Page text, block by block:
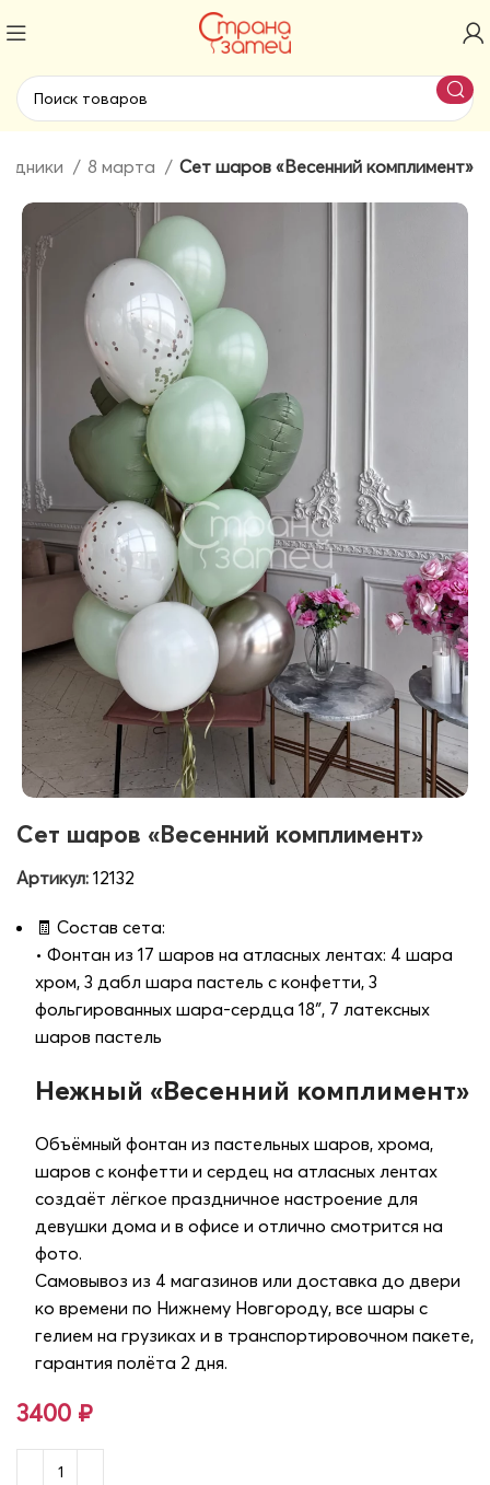
8 марта Сет шаров «Весенний комплимент»
Сет шаров «Весенний комплимент»
Артикул: 12132
🧾 Состав сета:
• Фонтан из 17 шаров на атласных лентах: 4 шара
хром, 3 дабл шара пастель с конфетти, 3
фольгированных шара‑сердца 18″, 7 латексных
шаров пастель
Нежный «Весенний комплимент»
Объёмный фонтан из пастельных шаров, хрома,
шаров с конфетти и сердец на атласных лентах
создаёт лёгкое праздничное настроение для
девушки дома и в офисе и отлично смотрится на
фото.
Самовывоз из 4 магазинов или доставка до двери
ко времени по Нижнему Новгороду, все шары с
гелием на грузиках и в транспортировочном пакете,
гарантия полёта 2 дня.
3400 ₽